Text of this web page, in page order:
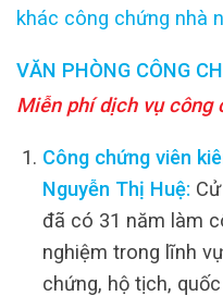
khác công chứng nhà
VĂN PHÒNG CÔNG
Miễn phí dịch vụ công
Công chứng viên
Nguyễn Thị Huệ:
đã có 31 năm làm
nghiệm trong lĩnh
chứng, hộ tịch,